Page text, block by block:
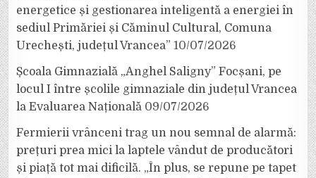
energetice și gestionarea inteligentă a energiei în
sediul Primăriei și Căminul Cultural, Comuna
Urechești, județul Vrancea” 10/07/2026
Școala Gimnazială „Anghel Saligny” Focșani, pe
locul I între școlile gimnaziale din județul Vrancea
la Evaluarea Națională 09/07/2026
Fermierii vrânceni trag un nou semnal de alarmă:
prețuri prea mici la laptele vândut de producători
și piață tot mai dificilă. „În plus, se repune pe tapet